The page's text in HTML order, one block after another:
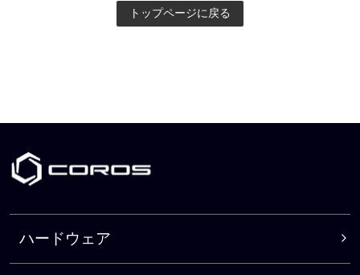
トップページに戻る
ハードウェア